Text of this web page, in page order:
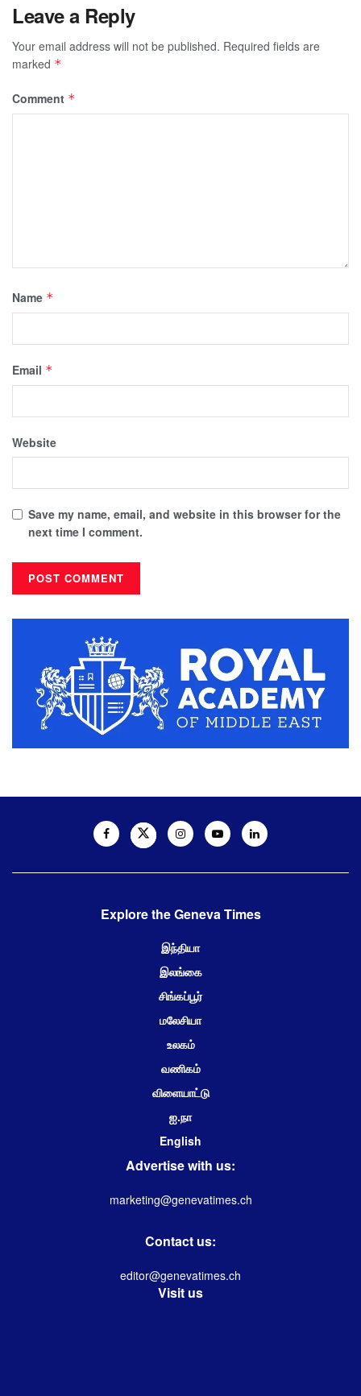
Leave a Reply
Your email address will not be published. Required fields are
marked *
Comment *
Name *
Email *
Website
Save my name, email, and website in this browser for the
next time I comment.
Explore the Geneva Times
இந்தியா
இலங்கை
சிங்கப்பூர்
மலேசியா
உலகம்
வணிகம்
விளையாட்டு
ஐ.நா
English
Advertise with us:
marketing@genevatimes.ch
Contact us:
editor@genevatimes.ch
Visit us